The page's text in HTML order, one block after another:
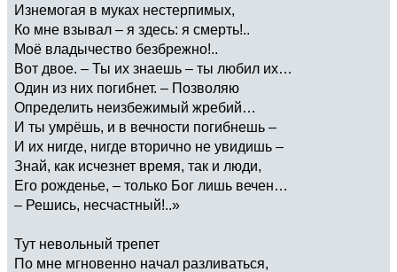
Изнемогая в муках нестерпимых,
Ко мне взывал – я здесь: я смерть!..
Моё владычество безбрежно!..
Вот двое. – Ты их знаешь – ты любил их…
Один из них погибнет. – Позволяю
Определить неизбежимый жребий…
И ты умрёшь, и в вечности погибнешь –
И их нигде, нигде вторично не увидишь –
Знай, как исчезнет время, так и люди,
Его рожденье, – только Бог лишь вечен…
– Решись, несчастный!..»
Тут невольный трепет
По мне мгновенно начал разливаться,